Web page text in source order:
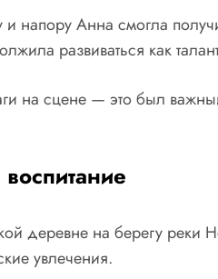
и напору Анна смогла
развиваться как
на сцене — это был
деревне на берегу реки
увлечения.